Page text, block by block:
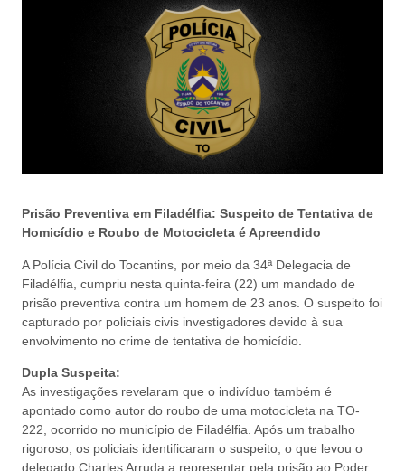
Prisão Preventiva em Filadélfia: Suspeito de Tentativa de
Homicídio e Roubo de Motocicleta é Apreendido
A Polícia Civil do Tocantins, por meio da 34ª Delegacia de
Filadélfia, cumpriu nesta quinta-feira (22) um mandado de
prisão preventiva contra um homem de 23 anos. O suspeito foi
capturado por policiais civis investigadores devido à sua
envolvimento no crime de tentativa de homicídio.
Dupla Suspeita:
As investigações revelaram que o indivíduo também é
apontado como autor do roubo de uma motocicleta na TO-
222, ocorrido no município de Filadélfia. Após um trabalho
rigoroso, os policiais identificaram o suspeito, o que levou o
delegado Charles Arruda a representar pela prisão ao Poder